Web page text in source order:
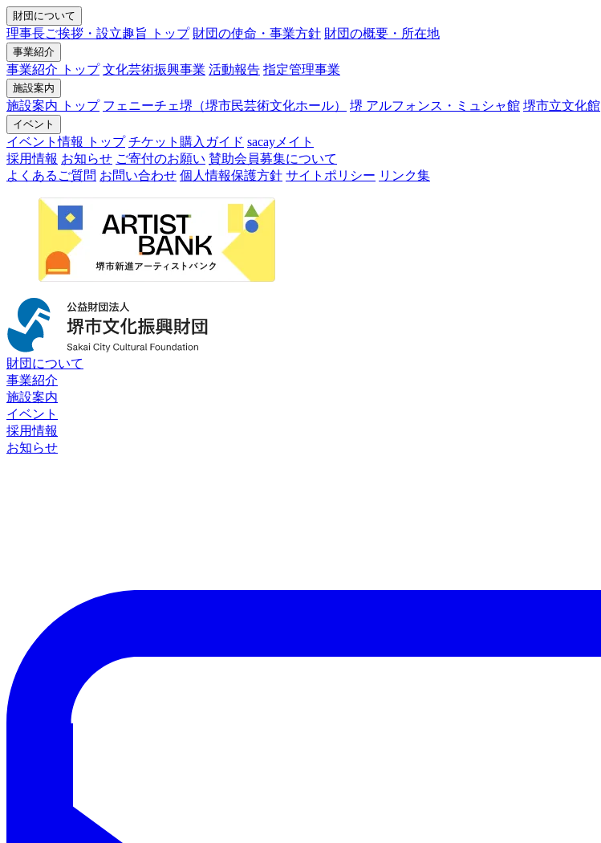
財団について
理事長ご挨拶・設立趣旨 トップ 財団の使命・事業方針 財団の概要・所在地
事業紹介
事業紹介 トップ 文化芸術振興事業 活動報告 指定管理事業
施設案内
施設案内 トップ フェニーチェ堺（堺市民芸術文化ホール） 堺 アルフォンス・ミュシャ館 堺市立文化館
イベント
イベント情報 トップ チケット購入ガイド sacayメイト
採用情報 お知らせ ご寄付のお願い 賛助会員募集について
よくあるご質問 お問い合わせ 個人情報保護方針 サイトポリシー リンク集
財団について
事業紹介
施設案内
イベント
採用情報
お知らせ